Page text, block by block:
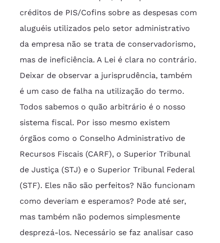
créditos de PIS/Cofins sobre as despesas com
aluguéis utilizados pelo setor administrativo
da empresa não se trata de conservadorismo,
mas de ineficiência. A Lei é clara no contrário.
Deixar de observar a jurisprudência, também
é um caso de falha na utilização do termo.
Todos sabemos o quão arbitrário é o nosso
sistema fiscal. Por isso mesmo existem
órgãos como o Conselho Administrativo de
Recursos Fiscais (CARF), o Superior Tribunal
de Justiça (STJ) e o Superior Tribunal Federal
(STF). Eles não são perfeitos? Não funcionam
como deveriam e esperamos? Pode até ser,
mas também não podemos simplesmente
desprezá-los. Necessário se faz analisar caso